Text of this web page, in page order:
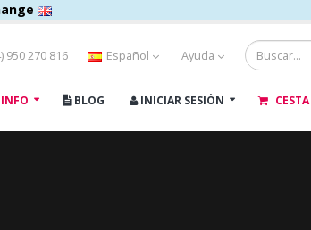
950 270 816 Español Ayuda
INFO BLOG INICIAR SESIÓN CESTA